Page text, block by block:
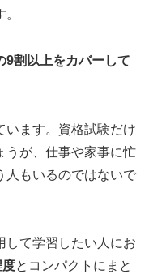
9割以上をカバーして
います。資格試験だけ
うが、仕事や家事に忙
人もいるのではないで
して学習したい人にお
度とコンパクトにまと